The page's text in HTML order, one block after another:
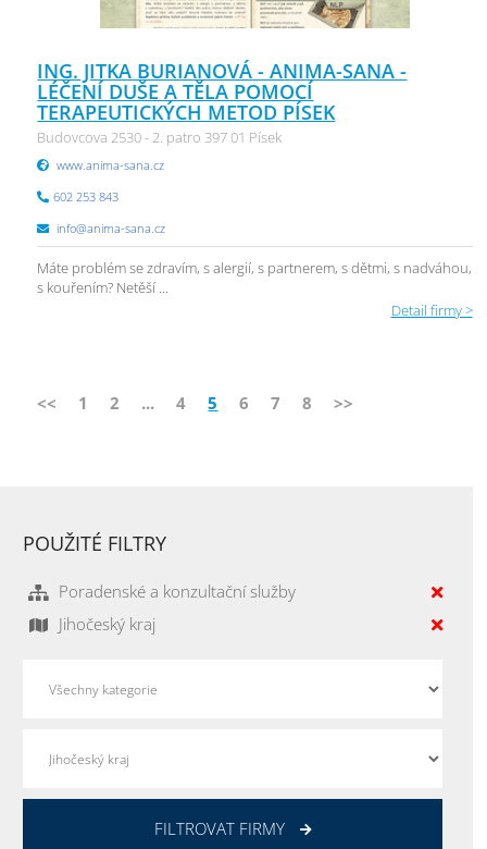
ING. JITKA BURIANOVÁ - ANIMA-SANA -
LÉČENÍ DUŠE A TĚLA POMOCÍ
TERAPEUTICKÝCH METOD PÍSEK
Budovcova 2530 - 2. patro 397 01 Písek
www.anima-sana.cz
602 253 843
info@anima-sana.cz
Máte problém se zdravím, s alergií, s partnerem, s dětmi, s nadváhou,
s kouřením? Netěší ...
Detail firmy >
<< 1 2 ... 4 5 6 7 8 >>
POUŽITÉ FILTRY
Poradenské a konzultační služby
Jihočeský kraj
FILTROVAT FIRMY